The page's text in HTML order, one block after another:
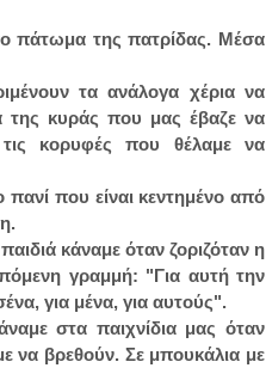
πάτωμα της πατρίδας. Μέσα
τα ανάλογα χέρια να
της κυράς που μας έβαζε να
κορυφές που θέλαμε να
που είναι κεντημένο από
κάναμε όταν ζοριζόταν η
γραμμή: "Για αυτή την
για μένα, για αυτούς".
στα παιχνίδια μας όταν
να βρεθούν. Σε μπουκάλια με